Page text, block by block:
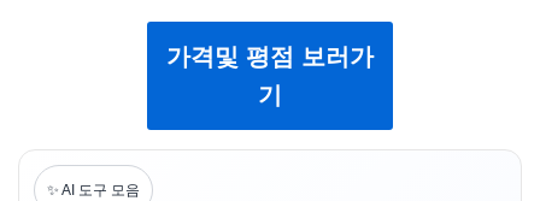
가격및 평점 보러가
기
✨ AI 도구 모음